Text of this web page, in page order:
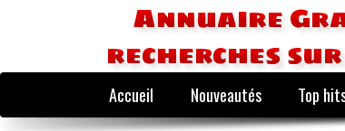
Annuaire
recherches
Accueil Nouveautés Top